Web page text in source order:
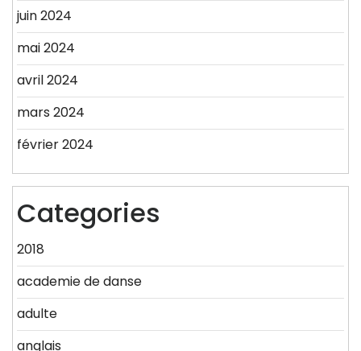
juin 2024
mai 2024
avril 2024
mars 2024
février 2024
Categories
2018
academie de danse
adulte
anglais